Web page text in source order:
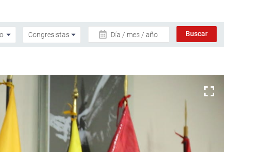
Día / mes / año